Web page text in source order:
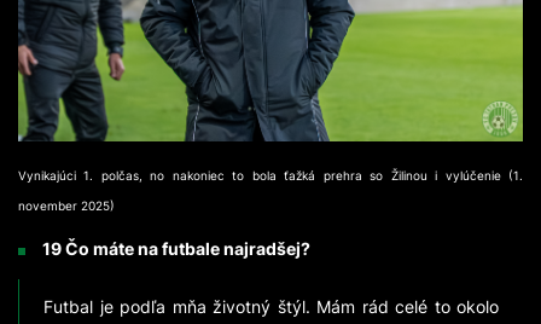
Vynikajúci 1. polčas, no nakoniec to bola ťažká prehra so Žilinou i vylúčenie (1.
november 2025)
19 Čo máte na futbale najradšej?
Futbal je podľa mňa životný štýl. Mám rád celé to okolo